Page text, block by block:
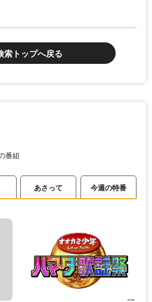
索トップへ戻る
番組
あさって 今週の特番